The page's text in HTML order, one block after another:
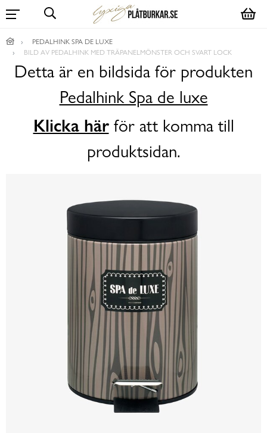
PEDALHINK SPA DE LUXE
BILD AV PEDALHINK MED TRÄPANELMÖNSTER OCH SVART LOCK
Detta är en bildsida för produkten
Pedalhink Spa de luxe
Klicka härför att komma till
produktsidan.